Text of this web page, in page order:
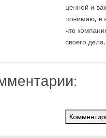
ценной и
понимаю, в
что
своего дела.